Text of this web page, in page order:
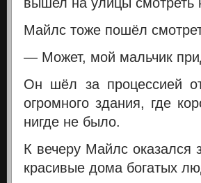
Майлс тоже пошёл
— Может, мой мальчик
Он шёл за процессией
огромного здания, где
нигде не было.
К вечеру Майлс оказался
красивые дома богатых